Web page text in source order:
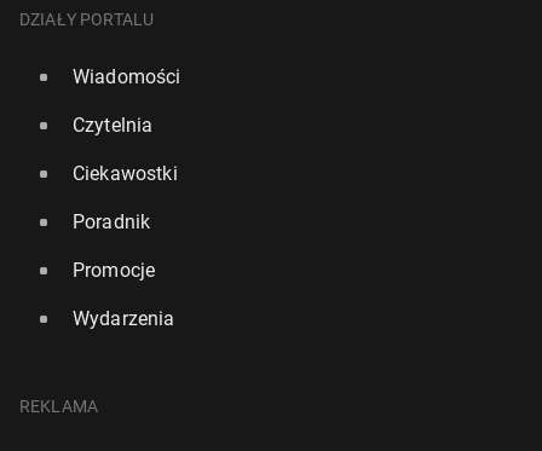
DZIAŁY PORTALU
Wiadomości
Czytelnia
Ciekawostki
Poradnik
Promocje
Wydarzenia
REKLAMA